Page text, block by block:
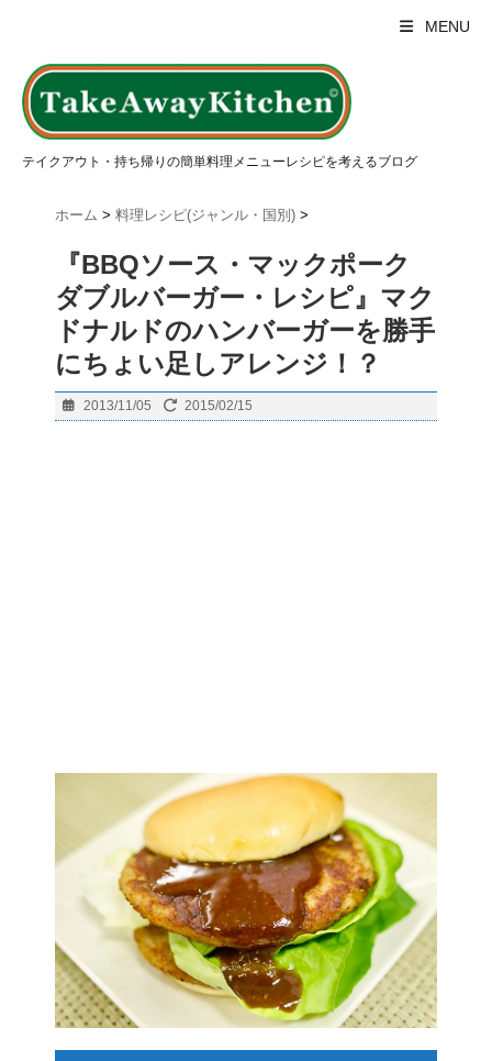
MENU
テイクアウト・持ち帰りの簡単料理メニューレシピを考えるブログ
ホーム > 料理レシピ(ジャンル・国別) >
『BBQソース・マックポーク
ダブルバーガー・レシピ』マク
ドナルドのハンバーガーを勝手
にちょい足しアレンジ！？
2013/11/05 2015/02/15